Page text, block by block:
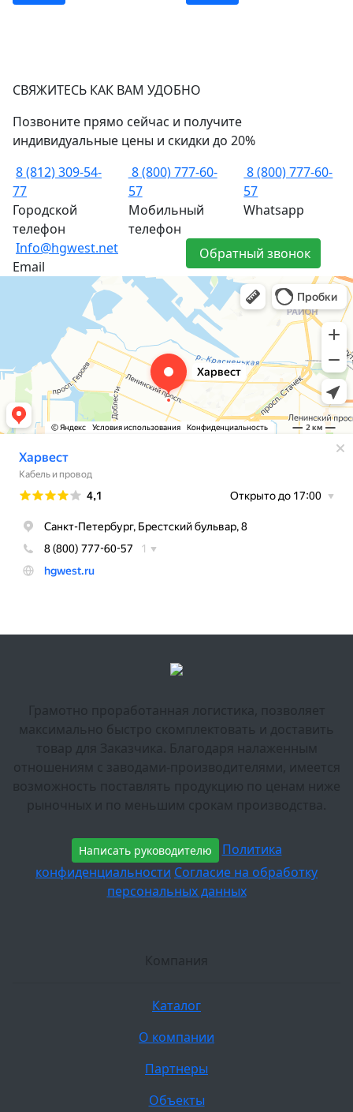
СВЯЖИТЕСЬ КАК ВАМ УДОБНО
Позвоните прямо сейчас и получите
индивидуальные цены и скидки до 20%
8 (812) 309-54-
77
Городской
телефон
8 (800) 777-60-
57
Мобильный
телефон
8 (800) 777-60-
57
Whatsapp
Info@hgwest.net
Email
Обратный звонок
Грамотно проработанная логистика, позволяет
максимально быстро скомплектовать и доставить
товар для Заказчика. Благодаря налаженным
отношениям с заводами-производителями, имеется
возможность поставлять продукцию по ценам ниже
рыночных и по меньшим срокам производства.
Написать руководителю
Политика
конфиденциальности Согласие на обработку
персональных данных
Компания
Каталог
О компании
Партнеры
Объекты